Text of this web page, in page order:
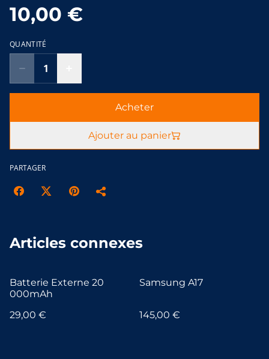
10,00 €
QUANTITÉ
Acheter
Ajouter au panier
PARTAGER
Articles connexes
Batterie Externe 20
000mAh
29,00 €
Samsung A17
145,00 €